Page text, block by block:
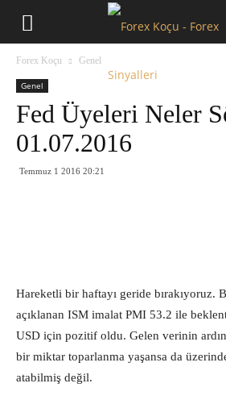
Forex Koçu Genel
Genel
Fed Üyeleri Neler
01.07.2016
Temmuz 1 2016 20:21
Hareketli bir haftayı geride bırakıyoruz.
açıklanan ISM imalat PMI 53.2 ile
USD için pozitif oldu. Gelen verinin
bir miktar toparlanma yaşansa da
atabilmiş değil.